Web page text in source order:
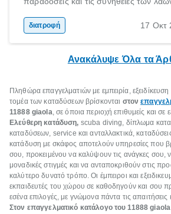
και ανεπεξέργαστα υλικά, αυτή η
διατροφή 17 Οκτ
Ανακάλυψε Όλα τα
Πληθώρα επαγγελματιών με εμπειρία,
τομέα των καταδύσεων βρίσκονται στον
11888 giaola, σε όποια περιοχή επιθυμείς και σε
Ελεύθερη κατάδυση, scuba diving, δίπλωμα
καταδύσεων, service και ανταλλακτικά,
κατάδυση με σκάφος αποτελούν υπηρεσίες που
σου, προκειμένου να καλύψουν τις ανάγκες
μοναδικές στιγμές και να ανταποκριθούν στις
καλύτερο δυνατό τρόπο. Οι έμπειροι και
εκπαιδευτές του χώρου σε καθοδηγούν και σου
εσένα επιλογές, με γνώμονα πάντα τις απαιτήσεις
Στον επαγγελματικό κατάλογο του 11888 giaola